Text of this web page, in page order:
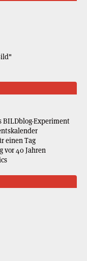
BILDblog-Experiment
einen Tag
vor 40 Jahren